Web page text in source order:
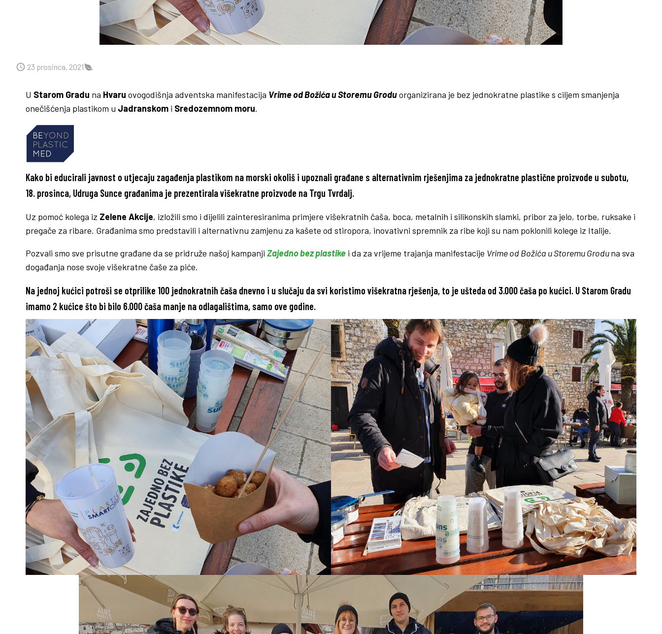
23 prosinca, 2021
U Starom Gradu na Hvaru ovogodišnja adventska manifestacija Vrime od Božića u Storemu Groduorganizirana je bez jednokratne plastike s ciljem smanjenja
onečišćenja plastikom u Jadranskom i Sredozemnom moru.
Kako bi educirali javnost o utjecaju zagađenja plastikom na morski okoliš i upoznali građane s alternativnim rješenjima za jednokratne plastične proizvode u subotu,
18. prosinca, Udruga Sunce građanima je prezentirala višekratne proizvode na Trgu Tvrdalj.
Uz pomoć kolega iz Zelene Akcije, izložili smo i dijelili zainteresiranima primjere višekratnih čaša, boca, metalnih i silikonskih slamki, pribor za jelo, torbe, ruksake i
pregače za ribare. Građanima smo predstavili i alternativnu zamjenu za kašete od stiropora, inovativni spremnik za ribe koji su nam poklonili kolege iz Italije.
Pozvali smo sve prisutne građane da se pridruže našoj kampanji Zajedno bez plastike i da za vrijeme trajanja manifestacije Vrime od Božića u Storemu Groduna sva
događanja nose svoje višekratne čaše za piće.
Na jednoj kućici potroši se otprilike 100 jednokratnih čaša dnevno i u slučaju da svi koristimo višekratna rješenja, to je ušteda od 3.000 čaša po kućici. U Starom Gradu
imamo 2 kućice što bi bilo 6.000 čaša manje na odlagalištima, samo ove godine.